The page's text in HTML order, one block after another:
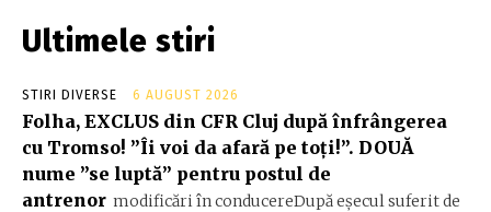
Ultimele stiri
STIRI DIVERSE 6 AUGUST 2026
Folha, EXCLUS din CFR Cluj după înfrângerea
cu Tromso! ”Îi voi da afară pe toți!”. DOUĂ
nume ”se luptă” pentru postul de
antrenor modificări în conducereDupă eșecul suferit de